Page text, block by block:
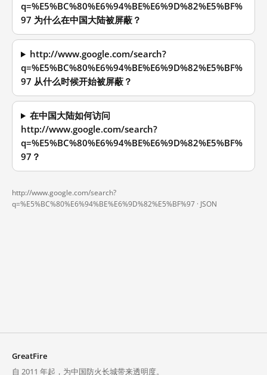
q=%E5%BC%80%E6%94%BE%E6%9D%82%E5%BF%
97 为什么在中国大陆被屏蔽？
http://www.google.com/search?
q=%E5%BC%80%E6%94%BE%E6%9D%82%E5%BF%
97 从什么时候开始被屏蔽？
在中国大陆如何访问
http://www.google.com/search?
q=%E5%BC%80%E6%94%BE%E6%9D%82%E5%BF%
97？
http://www.google.com/search?
q=%E5%BC%80%E6%94%BE%E6%9D%82%E5%BF%97 · JSON
GreatFire
自 2011 年起，为中国防火长城带来透明度。